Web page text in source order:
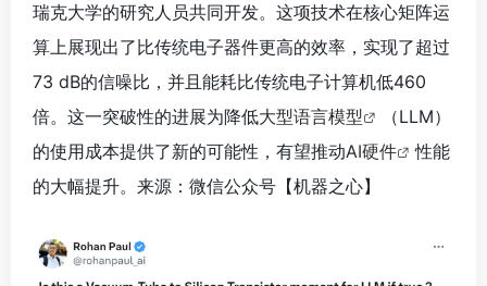
瑞克大学的研究人员共同开发。这项技术在核心矩阵运
算上展现出了比传统电子器件更高的效率，实现了超过
73 dB的信噪比，并且能耗比传统电子计算机低460
倍。这一突破性的进展为降低大型语言模型
（LLM）
的使用成本提供了新的可能性，有望推动AI硬件
性能
的大幅提升。来源：微信公众号【机器之心】